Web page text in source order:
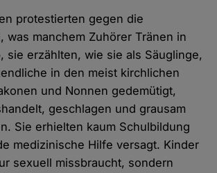
protestierten gegen die
was manchem Zuhörer Tränen in
sie erzählten, wie sie als Säuglinge,
in den meist kirchlichen
und Nonnen gedemütigt,
geschlagen und grausam
Sie erhielten kaum Schulbildung
medizinische Hilfe versagt. Kinder
sexuell missbraucht, sondern